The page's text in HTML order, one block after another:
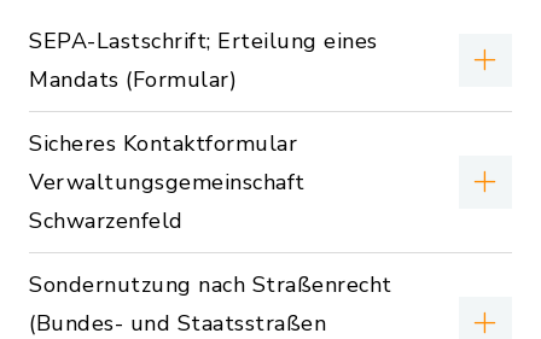
SEPA-Lastschrift; Erteilung eines
Mandats (Formular)
Sicheres Kontaktformular
Verwaltungsgemeinschaft
Schwarzenfeld
Sondernutzung nach Straßenrecht
(Bundes- und Staatsstraßen